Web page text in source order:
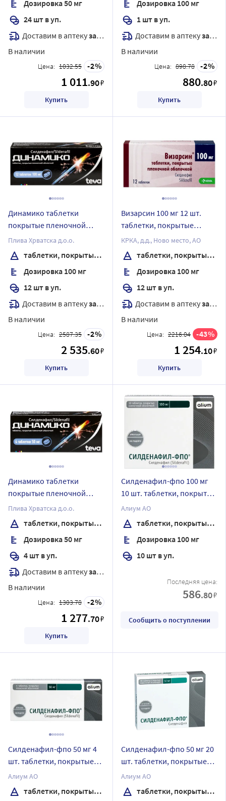
Дозировка 50 мг
24 шт в уп.
Доставим в аптекузавтра
В наличии
Цена: 1032.55 2
1 011.90₽
Купить
Дозировка 100 мг
1 шт в уп.
Доставим в аптекузавтра
В наличии
Цена: 898.78 2
880.80₽
Купить
Динамико таблетки
покрытые пленочной
оболочкой 100 мг 12 шт
Плива Хрватска д.о.о.
таблетки, покрытые пленочной оболочкой
Дозировка 100 мг
12 шт в уп.
Доставим в аптекузавтра
В наличии
Цена: 2587.35 2
2 535.60₽
Купить
Визарсин 100 мг 12 шт.
таблетки, покрытые
пленочной оболочкой
КРКА, д.д., Ново место, АО
таблетки, покрытые пленочной оболочкой
Дозировка 100 мг
12 шт в уп.
Доставим в аптекузавтра
В наличии
Цена: 2216.04 43
1 254.10₽
Купить
Динамико таблетки
покрытые пленочной
оболочкой 50 мг 4 шт
Плива Хрватска д.о.о.
таблетки, покрытые пленочной оболочкой
Дозировка 50 мг
4 шт в уп.
Доставим в аптекузавтра
В наличии
Цена: 1303.78 2
1 277.70₽
Купить
Силденафил-фпо 100 мг
10 шт. таблетки, покрытые
пленочной оболочкой
Алиум АО
таблетки, покрытые пленочной оболочкой
Дозировка 100 мг
10 шт в уп.
Последняя цена:
586.80₽
Сообщить о поступлении
Силденафил-фпо 50 мг 4
шт. таблетки, покрытые
пленочной оболочкой
Алиум АО
таблетки, покрытые пленочной оболочкой
Силденафил-фпо 50 мг 20
шт. таблетки, покрытые
пленочной оболочкой
Алиум АО
таблетки, покрытые пленочной оболочкой